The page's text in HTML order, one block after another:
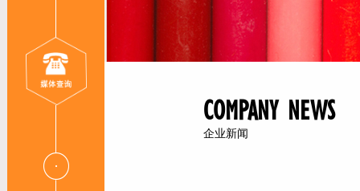
COMPANY NEWS
企业新闻